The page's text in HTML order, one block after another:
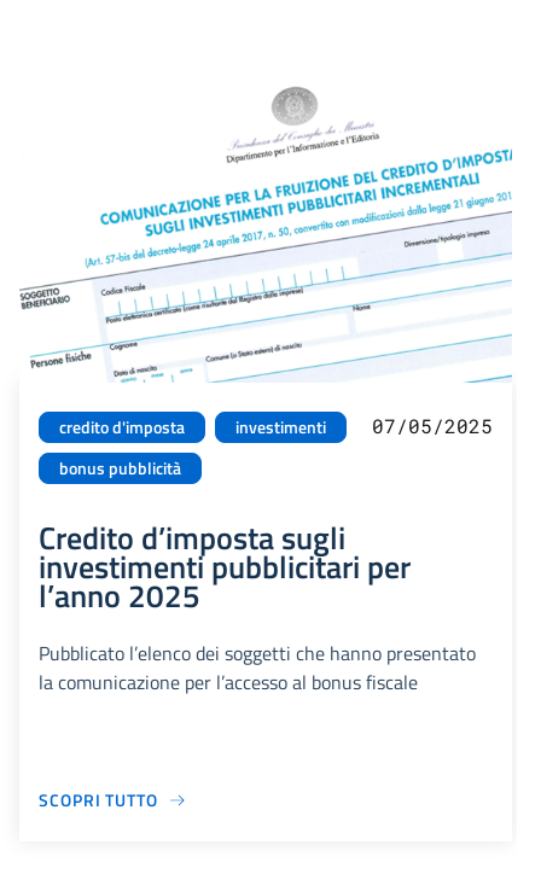
credito d'imposta
investimenti
bonus pubblicità
07/05/2025
Credito d’imposta sugli
investimenti pubblicitari per
l’anno 2025
Pubblicato l’elenco dei soggetti che hanno presentato
la comunicazione per l’accesso al bonus fiscale
SCOPRI TUTTO